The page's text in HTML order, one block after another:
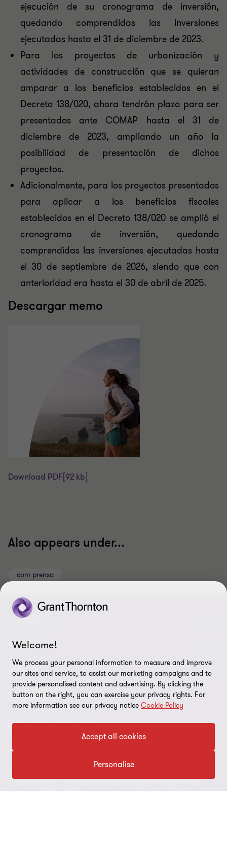
ejecución de su cronograma de inversión,
quedando comprendidas las inversiones
ejecutadas hasta el 31 de diciembre de 2023.
Para los proyectos de urbanización y
actividades de construcción que se quieran
amparar a los beneficios establecidos en el
Decreto 138/020, ahora tendrán plazo para ser
presentados ante COMAP hasta el 31 de
diciembre de 2023, ampliando un año la
posibilidad de presentación de dichos
proyectos.
Adicionalmente, para los proyectos presentados
para aplicar a los beneficios fiscales
establecidos en el Decreto 138/020 se amplió el
cronograma de inversión, quedando
comprendidas las inversiones ejecutadas hasta
el 30 de septiembre de 2026, siendo que con
anterioridad era hasta el 30 de abril de 2025.
Descargar memo
Download PDF [92 kb]
Also appears under...
com prensa
Nuestra gente
Contáctenos
Nuestras Oficinas
ABOUT
Acerca de nosotros
Carreras
LEGAL
Exención de responsabilidades
Política de Seguridad de la Información
Preferencias de cookies
SEGUINOS
'Grant Thornton' se refiere a la marca bajo la cual las firmas
miembro de Grant Thornton prestan servicios de auditoría,
Welcome!
We process your personal information to measure and improve
our sites and service, to assist our marketing campaigns and to
provide personalised content and advertising. By clicking the
button on the right, you can exercise your privacy rights. For
more information see our privacy notice Cookie Policy
Accept all cookies
Personalise